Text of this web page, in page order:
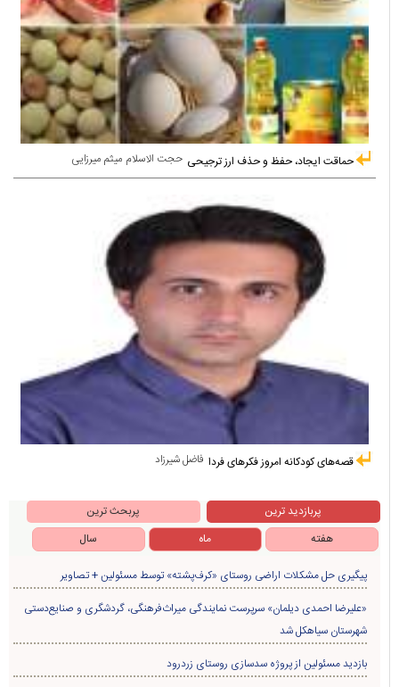
حجت الاسلام میثم میرزایی حماقت ایجاد، حفظ و حذف ارز ترجیحی
فاضل شیرزاد قصه‌های کودکانه امروز فکرهای فردا
پربازدید ترین
پربحث ترین
هفته
ماه سال
پیگیری حل مشکلات اراضی روستای «کرف‌پشته» توسط مسئولین + تصاویر
«علیرضا احمدی دیلمان» سرپرست نمایندگی میراث‌فرهنگی، گردشگری و صنایع‌دستی
شهرستان سیاهکل شد
بازدید مسئولین از پروژه سدسازی روستای زردرود